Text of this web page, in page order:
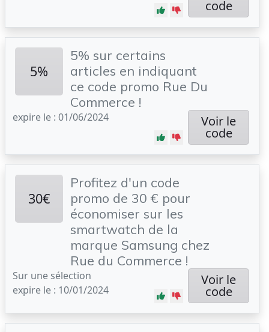
code
5%
5% sur certains
articles en indiquant
ce code promo Rue Du
Commerce !
expire le : 01/06/2024 Voir le
code
30€
Profitez d'un code
promo de 30 € pour
économiser sur les
smartwatch de la
marque Samsung chez
Rue du Commerce !
Sur une sélection
expire le : 10/01/2024
Voir le
code